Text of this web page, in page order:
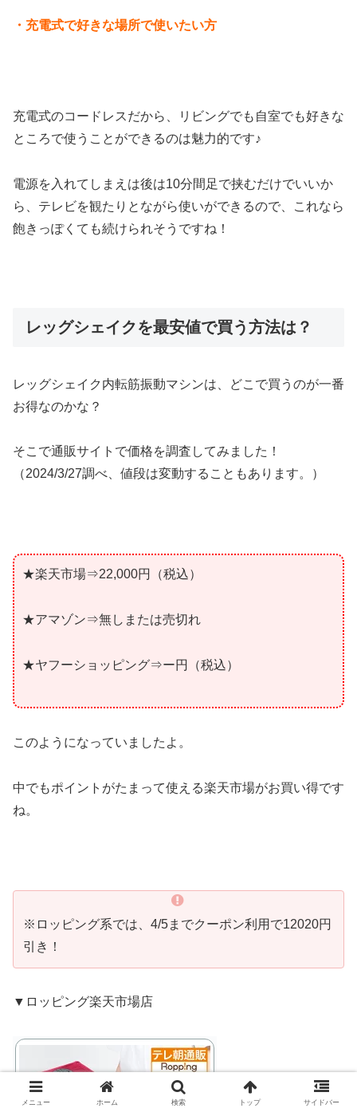
・充電式で好きな場所で使いたい方
充電式のコードレスだから、リビングでも自室でも好きな
ところで使うことができるのは魅力的です♪
電源を入れてしまえは後は10分間足で挟むだけでいいか
ら、テレビを観たりとながら使いができるので、これなら
飽きっぽくても続けられそうですね！
レッグシェイクを最安値で買う方法は？
レッグシェイク内転筋振動マシンは、どこで買うのが一番
お得なのかな？
そこで通販サイトで価格を調査してみました！
（2024/3/27調べ、値段は変動することもあります。）
★楽天市場⇒22,000円（税込）
★アマゾン⇒無しまたは売切れ
★ヤフーショッピング⇒ー円（税込）
このようになっていましたよ。
中でもポイントがたまって使える楽天市場がお買い得です
ね。
※ロッピング系では、4/5までクーポン利用で12020円
引き！
▼ロッピング楽天市場店
メニュー ホーム 検索 トップ サイドバー